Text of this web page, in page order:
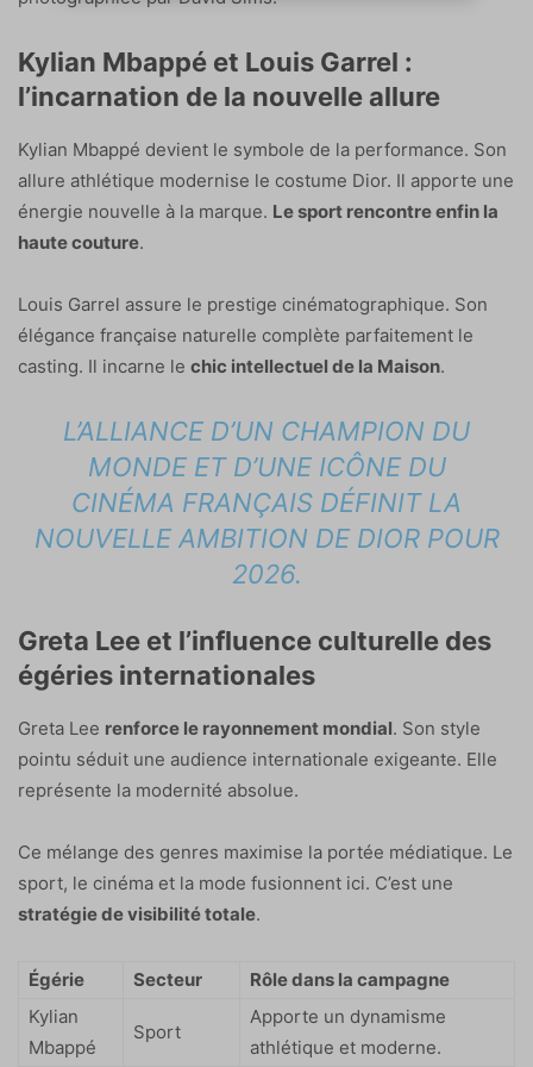
Kylian Mbappé et Louis Garrel :
l’incarnation de la nouvelle allure
Kylian Mbappé devient le symbole de la performance. Son
allure athlétique modernise le costume Dior. Il apporte une
énergie nouvelle à la marque. Le sport rencontre enfin la
haute couture.
Louis Garrel assure le prestige cinématographique. Son
élégance française naturelle complète parfaitement le
casting. Il incarne le chic intellectuel de la Maison.
L’ALLIANCE D’UN CHAMPION DU
MONDE ET D’UNE ICÔNE DU
CINÉMA FRANÇAIS DÉFINIT LA
NOUVELLE AMBITION DE DIOR POUR
2026.
Greta Lee et l’influence culturelle des
égéries internationales
Greta Lee renforce le rayonnement mondial. Son style
pointu séduit une audience internationale exigeante. Elle
représente la modernité absolue.
Ce mélange des genres maximise la portée médiatique. Le
sport, le cinéma et la mode fusionnent ici. C’est une
stratégie de visibilité totale.
Égérie Secteur
Rôle dans la campagne
Kylian
Mbappé
Sport
Apporte un dynamisme
athlétique et moderne.